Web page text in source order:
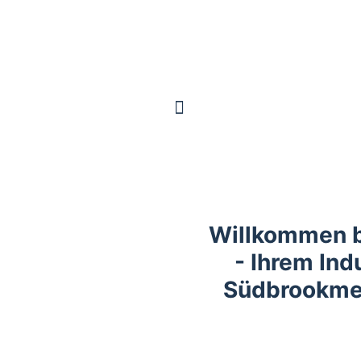
Willkommen
- Ihrem